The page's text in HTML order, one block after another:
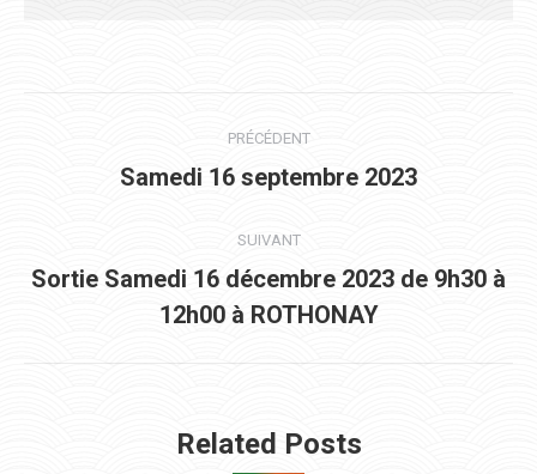
article
PRÉCÉDENT
Article
:
Samedi 16 septembre 2023
SUIVANT
Article
suivant
:
Sortie Samedi 16 décembre 2023 de 9h30 à
12h00 à ROTHONAY
Related Posts